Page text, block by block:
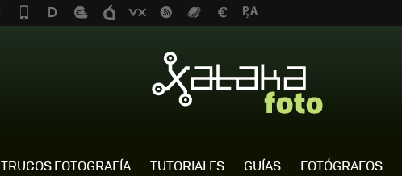
TRUCOS FOTOGRAFÍA TUTORIALES GUÍAS FOTÓGRAFOS